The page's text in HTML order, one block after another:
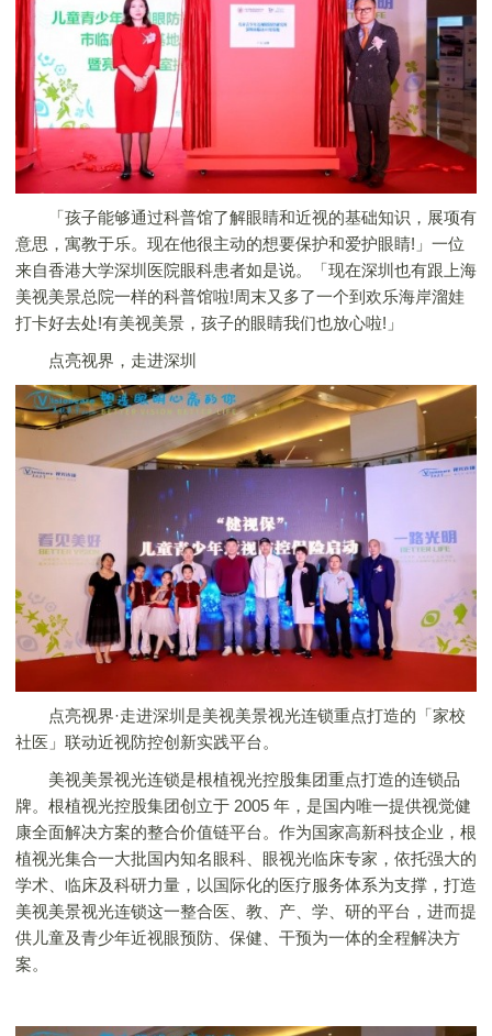
「孩子能够通过科普馆了解眼睛和近视的基础知识，展项有
意思，寓教于乐。现在他很主动的想要保护和爱护眼睛!」一位
来自香港大学深圳医院眼科患者如是说。「现在深圳也有跟上海
美视美景总院一样的科普馆啦!周末又多了一个到欢乐海岸溜娃
打卡好去处!有美视美景，孩子的眼睛我们也放心啦!」
点亮视界，走进深圳
点亮视界·走进深圳是美视美景视光连锁重点打造的「家校
社医」联动近视防控创新实践平台。
美视美景视光连锁是根植视光控股集团重点打造的连锁品
牌。根植视光控股集团创立于 2005 年，是国内唯一提供视觉健
康全面解决方案的整合价值链平台。作为国家高新科技企业，根
植视光集合一大批国内知名眼科、眼视光临床专家，依托强大的
学术、临床及科研力量，以国际化的医疗服务体系为支撑，打造
美视美景视光连锁这一整合医、教、产、学、研的平台，进而提
供儿童及青少年近视眼预防、保健、干预为一体的全程解决方
案。